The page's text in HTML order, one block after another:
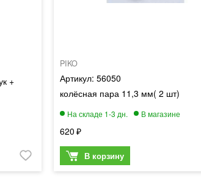
+
PIKO
56050
колёсная пара 11,3 мм( 2 шт)
620